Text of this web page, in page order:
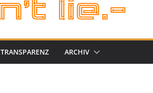
TRANSPARENZ ARCHIV